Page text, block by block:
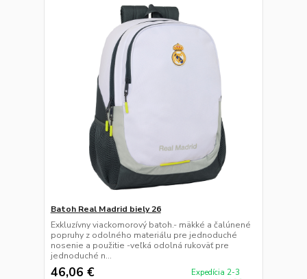
Batoh Real Madrid biely 26
Exkluzívny viackomorový batoh.- mäkké a čalúnené
popruhy z odolného materiálu pre jednoduché
nosenie a použitie -veľká odolná rukoväť pre
jednoduché n...
46,06 €
Expedícia 2-3